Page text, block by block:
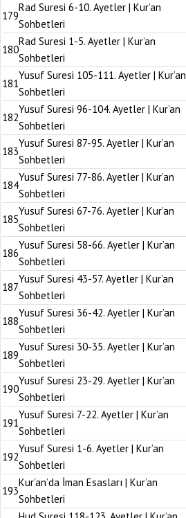
179
Rad Suresi 6-10. Ayetler | Kur’an
Sohbetleri
180
Rad Suresi 1-5. Ayetler | Kur’an
Sohbetleri
181
Yusuf Suresi 105-111. Ayetler | Kur’an
Sohbetleri
182
Yusuf Suresi 96-104. Ayetler | Kur’an
Sohbetleri
183
Yusuf Suresi 87-95. Ayetler | Kur’an
Sohbetleri
184
Yusuf Suresi 77-86. Ayetler | Kur’an
Sohbetleri
185
Yusuf Suresi 67-76. Ayetler | Kur’an
Sohbetleri
186
Yusuf Suresi 58-66. Ayetler | Kur’an
Sohbetleri
187
Yusuf Suresi 43-57. Ayetler | Kur’an
Sohbetleri
188
Yusuf Suresi 36-42. Ayetler | Kur’an
Sohbetleri
189
Yusuf Suresi 30-35. Ayetler | Kur’an
Sohbetleri
190
Yusuf Suresi 23-29. Ayetler | Kur’an
Sohbetleri
191
Yusuf Suresi 7-22. Ayetler | Kur’an
Sohbetleri
192
Yusuf Suresi 1-6. Ayetler | Kur’an
Sohbetleri
193
Kur’an’da İman Esasları | Kur’an
Sohbetleri